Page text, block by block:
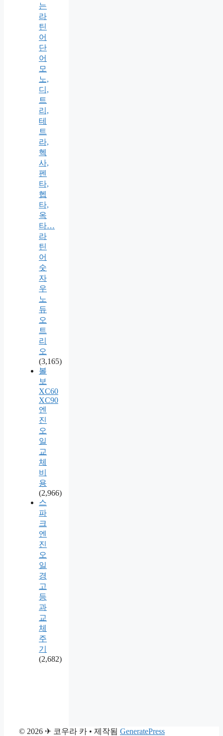
는
라
틴
어
단
어
모
노,
디,
트
리,
테
트
라,
헥
사,
펜
타,
헵
타,
옥
타…
라
틴
어
숫
자
우
노
듀
오
트
리
오
(3,165)
볼
보
XC60
XC90
엔
진
오
일
교
체
비
용
(2,966)
스
파
크
엔
진
오
일
경
고
등
과
교
체
주
기
(2,682)
© 2026 ✈ 코우라 카 • 제작됨 GeneratePress